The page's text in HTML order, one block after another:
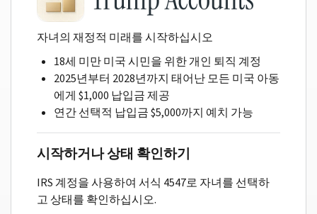
자녀의 재정적 미래를 시작하십시오
18세 미만 미국 시민을 위한 개인 퇴직 계정
2025년부터 2028년까지 태어난 모든 미국 아동
에게 $1,000 납입금 제공
연간 선택적 납입금 $5,000까지 예치 가능
시작하거나 상태 확인하기
IRS 계정을 사용하여 서식 4547로 자녀를 선택하
고 상태를 확인하십시오.